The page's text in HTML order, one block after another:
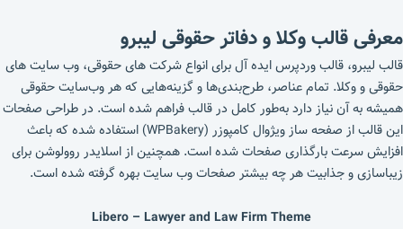
معرفی قالب وکلا و دفاتر حقوقی لیبرو
قالب لیبرو، قالب وردپرس ایده آل برای انواع شرکت های حقوقی، وب سایت های
حقوقی و وکلا. تمام عناصر، طرح‌بندی‌ها و گزینه‌هایی که هر وب‌سایت حقوقی
همیشه به آن نیاز دارد به‌طور کامل در قالب فراهم شده است. در طراحی صفحات
این قالب از صفحه ساز ویژوال کامپوزر (WPBakery) استفاده شده که باعث
افزایش سرعت بارگذاری صفحات شده است. همچنین از اسلایدر روولوشن برای
زیباسازی و جذابیت هر چه بیشتر صفحات وب سایت بهره گرفته شده است.
Libero – Lawyer and Law Firm Theme